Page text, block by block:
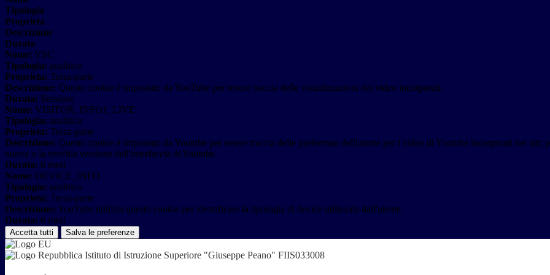
Tipologia
Proprieta
Descrizione
Durata
Nome: YSC
Tipologia: analitico
Proprieta: Terza-parte
Descrizione: Questo cookie è impostato da YouTube per tenere traccia delle visualizzazioni dei video incorporati.
Durata: Sessione
Nome: VISITOR_INFO1_LIVE
Tipologia: analitico
Proprieta: Terza-parte
Descrizione: Questo cookie è impostato da Youtube per tenere traccia delle preferenze dell'utente per i video di Youtube incorporati nei
nuova o la vecchia versione dell'interfaccia di Youtube.
Durata: 6 mesi
Nome: DEVICE_INFO
Tipologia: analitico
Proprieta: Terza-parte
Descrizione: YouTube utilizza questo cookie per identificare la tipologia di device utilizzata dall'utente
Durata: 6 mesi
Accetta tutti Salva le preferenze
Istituto di Istruzione Superiore "Giuseppe Peano" FIIS033008